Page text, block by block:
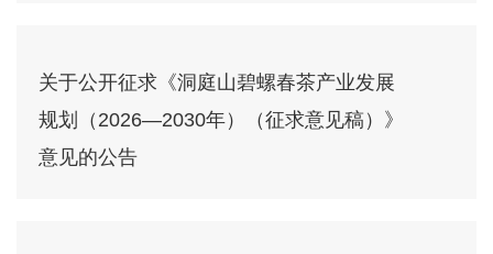
关于公开征求《洞庭山碧螺春茶产业发展
规划（2026—2030年）（征求意见稿）》
意见的公告